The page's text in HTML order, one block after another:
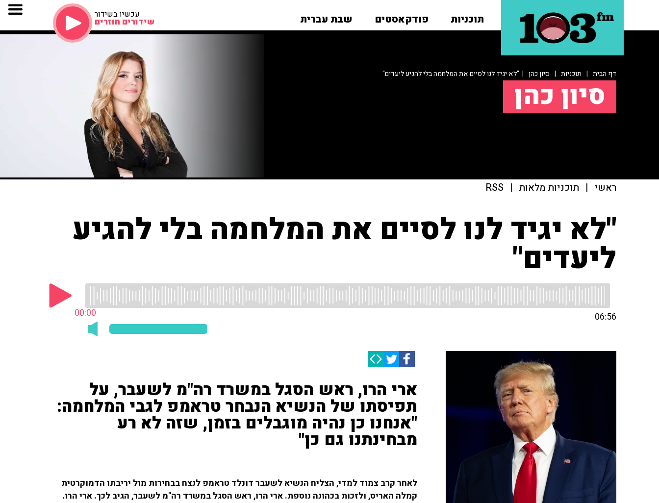
תוכניות פודקאסטים שבת עברית עכשיו בשידור
שידורים חוזרים
דף הבית | תוכניות | סיון כהן | "לא יגיד לנו לסיים את המלחמה בלי להגיע ליעדים"
סיון כהן
ראשי | תוכניות מלאות |
RSS
"לא יגיד לנו לסיים את המלחמה בלי להגיע
ליעדים"
00:00 06:56
ארי הרו, ראש הסגל במשרד רה"מ לשעבר, על
תפיסתו של הנשיא הנבחר טראמפ לגבי המלחמה:
"אנחנו כן נהיה מוגבלים בזמן, שזה לא רע
מבחינתנו גם כן"
לאחר קרב צמוד למדי, הצליח הנשיא לשעבר דונלד טראמפ לנצח בבחירות מול יריבתו הדמוקרטית
קמלה האריס, ולזכות בכהונה נוספת. ארי הרו, ראש הסגל במשרד רה"מ לשעבר, הגיב לכך. ארי הרו.